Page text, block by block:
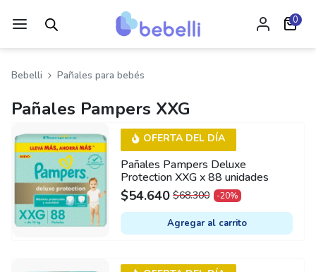
0
Bebelli Pañales para bebés
Pañales Pampers XXG
Pañales Pampers Deluxe
Protection XXG x 88 unidades
OFERTA DEL DÍA
$68.300
ORIGINAL
PRICE
WAS:
$54.640
CURRENT
PRICE
IS:
-20%
Agregar al carrito